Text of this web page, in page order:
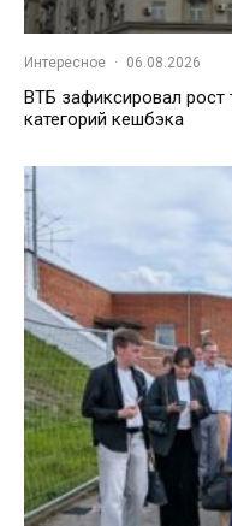
Интересное · 06.08.2026
ВТБ зафиксировал рост
категорий кешбэка